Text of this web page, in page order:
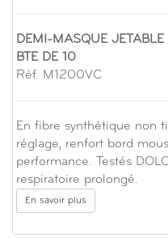
DEMI-MASQUE
BTE DE 10
Réf. M1200VC
En fibre synthétique non
réglage, renfort bord
performance. Testés
respiratoire prolongé.
En savoir plus